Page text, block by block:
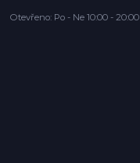
Otevřeno: Po - Ne 10:00 - 20:00